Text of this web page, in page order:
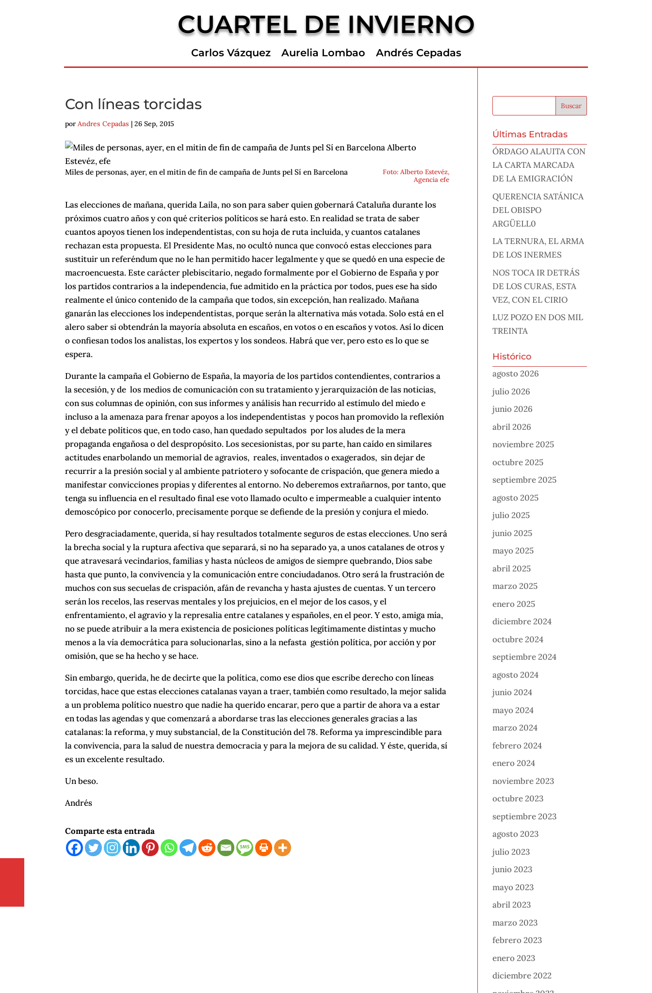
CUARTEL DE INVIERNO
Carlos Vázquez Aurelia Lombao Andrés Cepadas
Con líneas torcidas
porAndres Cepadas |26 Sep, 2015
Miles de personas, ayer, en el mitin de fin de campaña de Junts pel Sí en Barcelona
Foto: Alberto Estevéz,
Agencia efe
Las elecciones de mañana, querida Laila, no son para saber quien gobernará Cataluña durante los
próximos cuatro años y con qué criterios políticos se hará esto. En realidad se trata de saber
cuantos apoyos tienen los independentistas, con su hoja de ruta incluida, y cuantos catalanes
rechazan esta propuesta. El Presidente Mas, no ocultó nunca que convocó estas elecciones para
sustituir un referéndum que no le han permitido hacer legalmente y que se quedó en una especie de
macroencuesta. Este carácter plebiscitario, negado formalmente por el Gobierno de España y por
los partidos contrarios a la independencia, fue admitido en la práctica por todos, pues ese ha sido
realmente el único contenido de la campaña que todos, sin excepción, han realizado. Mañana
ganarán las elecciones los independentistas, porque serán la alternativa más votada. Solo está en el
alero saber si obtendrán la mayoría absoluta en escaños, en votos o en escaños y votos. Así lo dicen
o confiesan todos los analistas, los expertos y los sondeos. Habrá que ver, pero esto es lo que se
espera.
Durante la campaña el Gobierno de España, la mayoría de los partidos contendientes, contrarios a
la secesión, y de los medios de comunicación con su tratamiento y jerarquización de las noticias,
con sus columnas de opinión, con sus informes y análisis han recurrido al estímulo del miedo e
incluso a la amenaza para frenar apoyos a los independentistas y pocos han promovido la reflexión
y el debate políticos que, en todo caso, han quedado sepultados por los aludes de la mera
propaganda engañosa o del despropósito. Los secesionistas, por su parte, han caído en similares
actitudes enarbolando un memorial de agravios, reales, inventados o exagerados, sin dejar de
recurrir a la presión social y al ambiente patriotero y sofocante de crispación, que genera miedo a
manifestar convicciones propias y diferentes al entorno. No deberemos extrañarnos, por tanto, que
tenga su influencia en el resultado final ese voto llamado oculto e impermeable a cualquier intento
demoscópico por conocerlo, precisamente porque se defiende de la presión y conjura el miedo.
Pero desgraciadamente, querida, sí hay resultados totalmente seguros de estas elecciones. Uno será
la brecha social y la ruptura afectiva que separará, si no ha separado ya, a unos catalanes de otros y
que atravesará vecindarios, familias y hasta núcleos de amigos de siempre quebrando, Dios sabe
hasta que punto, la convivencia y la comunicación entre conciudadanos. Otro será la frustración de
muchos con sus secuelas de crispación, afán de revancha y hasta ajustes de cuentas. Y un tercero
serán los recelos, las reservas mentales y los prejuicios, en el mejor de los casos, y el
enfrentamiento, el agravio y la represalia entre catalanes y españoles, en el peor. Y esto, amiga mía,
no se puede atribuir a la mera existencia de posiciones políticas legítimamente distintas y mucho
menos a la vía democrática para solucionarlas, sino a la nefasta gestión política, por acción y por
omisión, que se ha hecho y se hace.
Sin embargo, querida, he de decirte que la política, como ese dios que escribe derecho con líneas
torcidas, hace que estas elecciones catalanas vayan a traer, también como resultado, la mejor salida
a un problema político nuestro que nadie ha querido encarar, pero que a partir de ahora va a estar
en todas las agendas y que comenzará a abordarse tras las elecciones generales gracias a las
catalanas: la reforma, y muy substancial, de la Constitución del 78. Reforma ya imprescindible para
la convivencia, para la salud de nuestra democracia y para la mejora de su calidad. Y éste, querida, sí
es un excelente resultado.
Un beso.
Andrés
Comparte esta entrada
Últimas Entradas
ÓRDAGO ALAUITA CON
LA CARTA MARCADA
DE LA EMIGRACIÓN
QUERENCIA SATÁNICA
DEL OBISPO
ARGÜELL0
LA TERNURA, EL ARMA
DE LOS INERMES
NOS TOCA IR DETRÁS
DE LOS CURAS, ESTA
VEZ, CON EL CIRIO
LUZ POZO EN DOS MIL
TREINTA
Histórico
agosto 2026
julio 2026
junio 2026
abril 2026
noviembre 2025
octubre 2025
septiembre 2025
agosto 2025
julio 2025
junio 2025
mayo 2025
abril 2025
marzo 2025
enero 2025
diciembre 2024
octubre 2024
septiembre 2024
agosto 2024
junio 2024
mayo 2024
marzo 2024
febrero 2024
enero 2024
noviembre 2023
octubre 2023
septiembre 2023
agosto 2023
julio 2023
junio 2023
mayo 2023
abril 2023
marzo 2023
febrero 2023
enero 2023
diciembre 2022